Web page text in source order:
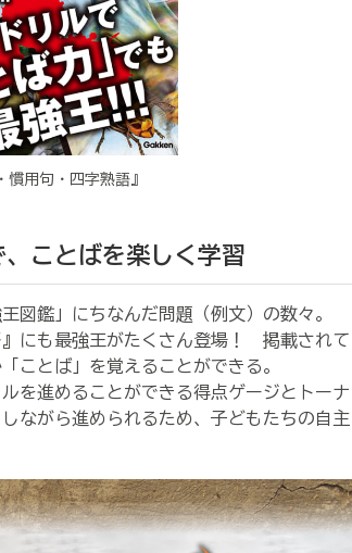
用句・四字熟語』
、ことばを楽しく学習
図鑑」にちなんだ問題（例文）の数々。
にも最強王がたくさん登場！ 掲載されて
ことば」を覚えることができる。
を進めることができる得点ゲージとトーナ
ながら進められるため、子どもたちの自主